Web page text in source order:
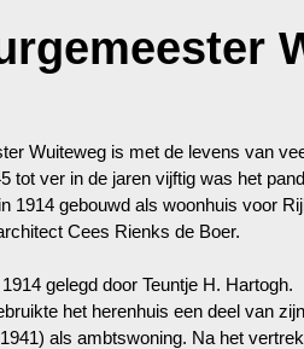
Wuiteweg is met de levens van
tot ver in de jaren vijftig was het
1914 gebouwd als woonhuis voor
Cees Rienks de Boer.
gelegd door Teuntje H. Hartogh.
het herenhuis een deel van zijn
als ambtswoning. Na het